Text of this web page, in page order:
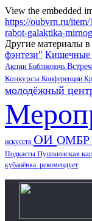
View the embedded
https://oubvrn.ru/
rabot-galaktika-
Другие материалы в
фэнтези" Кишечные
Акции Библионочь
Конкурсы Конференции
молодёжный
искусств ОИ ОМБР
Подкасты Пушкинская
кубанёвка_рекомендует